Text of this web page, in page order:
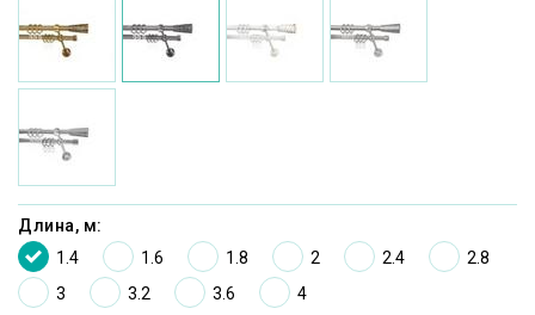
Длина, м:
1.4
1.6 1.8 2 2.4
2.8
3
3.2 3.6 4